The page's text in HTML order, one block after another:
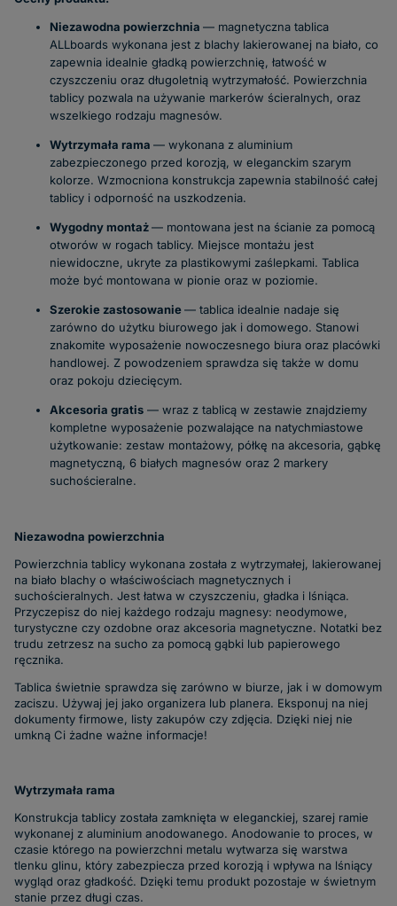
Niezawodna powierzchnia — magnetyczna tablica
ALLboards wykonana jest z blachy lakierowanej na biało, co
zapewnia idealnie gładką powierzchnię, łatwość w
czyszczeniu oraz długoletnią wytrzymałość. Powierzchnia
tablicy pozwala na używanie markerów ścieralnych, oraz
wszelkiego rodzaju magnesów.
Wytrzymała rama — wykonana z aluminium
zabezpieczonego przed korozją, w eleganckim szarym
kolorze. Wzmocniona konstrukcja zapewnia stabilność całej
tablicy i odporność na uszkodzenia.
Wygodny montaż— montowana jest na ścianie za pomocą
otworów w rogach tablicy. Miejsce montażu jest
niewidoczne, ukryte za plastikowymi zaślepkami. Tablica
może być montowana w pionie oraz w poziomie.
Szerokie zastosowanie— tablica idealnie nadaje się
zarówno do użytku biurowego jak i domowego. Stanowi
znakomite wyposażenie nowoczesnego biura oraz placówki
handlowej. Z powodzeniem sprawdza się także w domu
oraz pokoju dziecięcym.
Akcesoria gratis — wraz z tablicą w zestawie znajdziemy
kompletne wyposażenie pozwalające na natychmiastowe
użytkowanie: zestaw montażowy, półkę na akcesoria, gąbkę
magnetyczną, 6 białych magnesów oraz 2 markery
suchościeralne.
Niezawodna powierzchnia
Powierzchnia tablicy wykonana została z wytrzymałej, lakierowanej
na biało blachy o właściwościach magnetycznych i
suchościeralnych. Jest łatwa w czyszczeniu, gładka i lśniąca.
Przyczepisz do niej każdego rodzaju magnesy: neodymowe,
turystyczne czy ozdobne oraz akcesoria magnetyczne. Notatki bez
trudu zetrzesz na sucho za pomocą gąbki lub papierowego
ręcznika.
Tablica świetnie sprawdza się zarówno w biurze, jak i w domowym
zaciszu. Używaj jej jako organizera lub planera. Eksponuj na niej
dokumenty firmowe, listy zakupów czy zdjęcia. Dzięki niej nie
umkną Ci żadne ważne informacje!
Wytrzymała rama
Konstrukcja tablicy została zamknięta w eleganckiej, szarej ramie
wykonanej z aluminium anodowanego. Anodowanie to proces, w
czasie którego na powierzchni metalu wytwarza się warstwa
tlenku glinu, który zabezpiecza przed korozją i wpływa na lśniący
wygląd oraz gładkość. Dzięki temu produkt pozostaje w świetnym
stanie przez długi czas.